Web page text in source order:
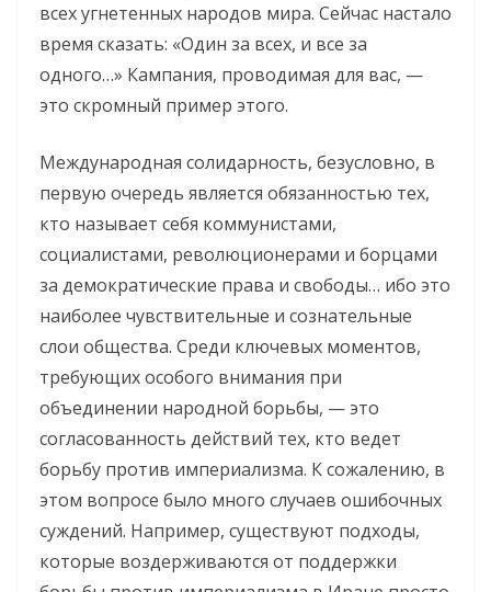
всех угнетенных народов мира. Сейчас настало
время сказать: «Один за всех, и все за
одного…» Кампания, проводимая для вас, —
это скромный пример этого.
Международная солидарность, безусловно, в
первую очередь является обязанностью тех,
кто называет себя коммунистами,
социалистами, революционерами и борцами
за демократические права и свободы… ибо это
наиболее чувствительные и сознательные
слои общества. Среди ключевых моментов,
требующих особого внимания при
объединении народной борьбы, — это
согласованность действий тех, кто ведет
борьбу против империализма. К сожалению, в
этом вопросе было много случаев ошибочных
суждений. Например, существуют подходы,
которые воздерживаются от поддержки